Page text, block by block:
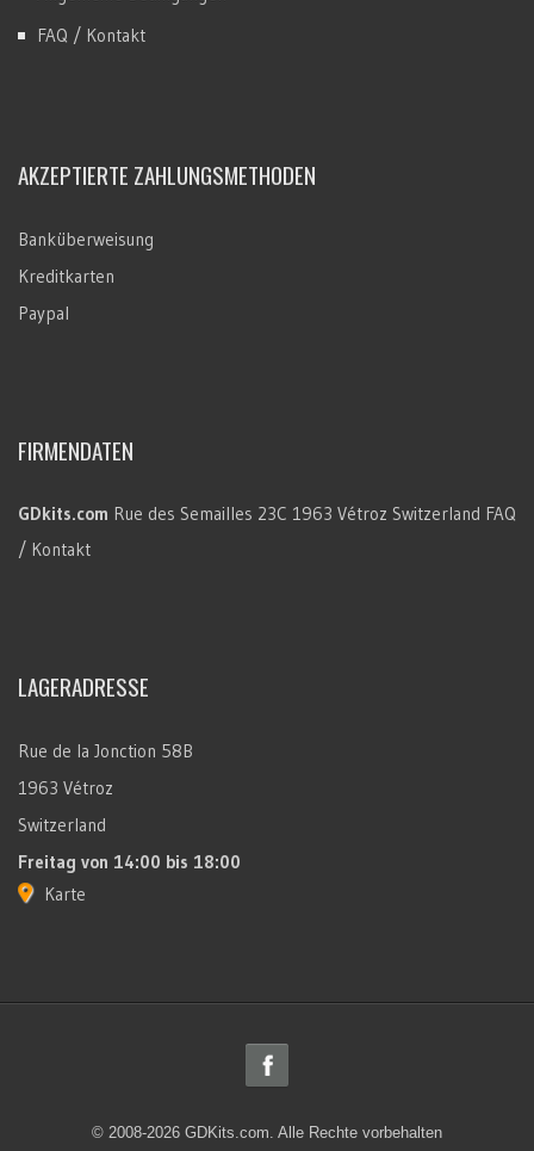
FAQ / Kontakt
AKZEPTIERTE ZAHLUNGSMETHODEN
Banküberweisung
Kreditkarten
Paypal
FIRMENDATEN
GDkits.com Rue des Semailles 23C 1963 Vétroz Switzerland FAQ
/ Kontakt
LAGERADRESSE
Rue de la Jonction 58B
1963 Vétroz
Switzerland
Freitag von 14:00 bis 18:00
Karte
© 2008-2026 GDKits.com. Alle Rechte vorbehalten